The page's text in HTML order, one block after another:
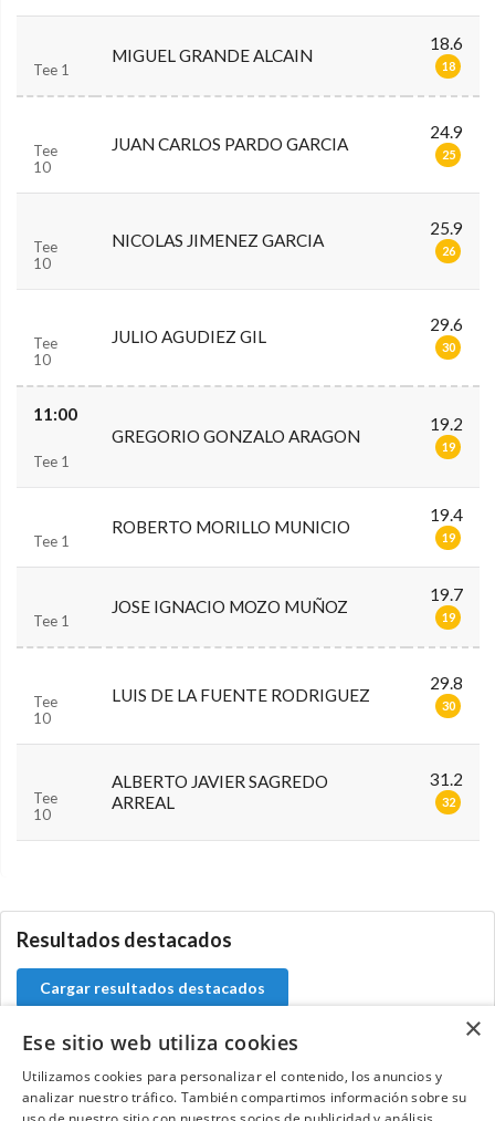
Tee 1
MIGUEL GRANDE ALCAIN
18.6
18
Tee
10
JUAN CARLOS PARDO GARCIA
24.9
25
Tee
10
NICOLAS JIMENEZ GARCIA
25.9
26
Tee
10
JULIO AGUDIEZ GIL
29.6
30
11:00
Tee 1
GREGORIO GONZALO ARAGON
19.2
19
Tee 1
ROBERTO MORILLO MUNICIO
19.4
19
Tee 1
JOSE IGNACIO MOZO MUÑOZ
19.7
19
Tee
10
LUIS DE LA FUENTE RODRIGUEZ
29.8
30
Tee
10
ALBERTO JAVIER SAGREDO
ARREAL
31.2
32
Resultados destacados
Cargar resultados destacados
Contacta con el equipo de NextCaddy
×
Ese sitio web utiliza cookies
Utilizamos cookies para personalizar el contenido, los anuncios y
analizar nuestro tráfico. También compartimos información sobre su